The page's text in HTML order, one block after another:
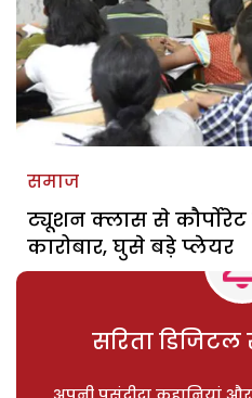
समाज
ट्यूशन क्लास से
कारोबार, घुसे बड़े प्लेयर
सरिता